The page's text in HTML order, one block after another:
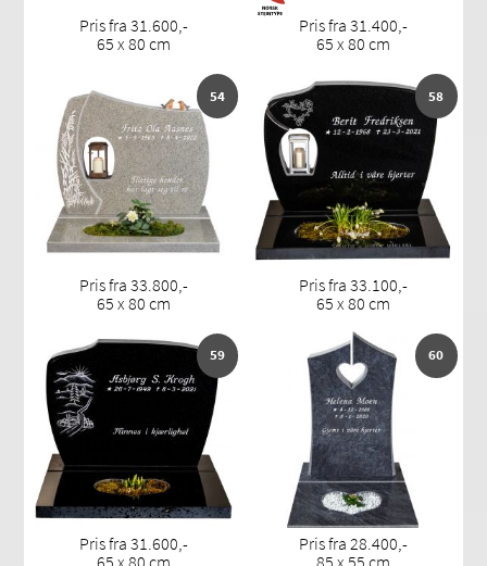
Pris fra 31.600,-
65 x 80 cm
Pris fra 31.400,-
65 x 80 cm
54
Pris fra 33.800,-
65 x 80 cm
58
Pris fra 33.100,-
65 x 80 cm
59
Pris fra 31.600,-
60
Pris fra 28.400,-